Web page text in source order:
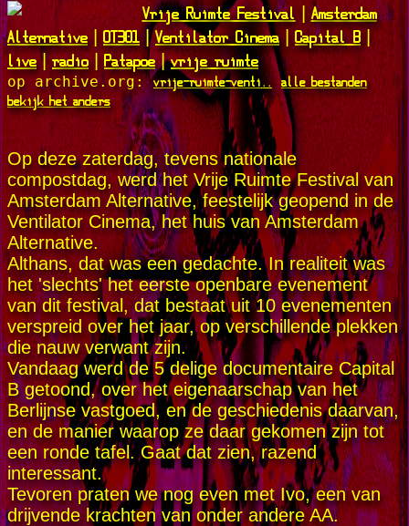
Vrije Ruimte Festival| Amsterdam
Alternative|OT301|Ventilator Cinema|Capital B|
live|radio|Patapoe|vrije ruimte
op archive.org:vrije-ruimte-venti.. alle bestanden
bekijk het anders
Op deze zaterdag, tevens nationale
compostdag, werd het Vrije Ruimte Festival van
Amsterdam Alternative, feestelijk geopend in de
Ventilator Cinema, het huis van Amsterdam
Alternative.
Althans, dat was een gedachte. In realiteit was
het 'slechts' het eerste openbare evenement
van dit festival, dat bestaat uit 10 evenementen
verspreid over het jaar, op verschillende plekken
die nauw verwant zijn.
Vandaag werd de 5 delige documentaire Capital
B getoond, over het eigenaarschap van het
Berlijnse vastgoed, en de geschiedenis daarvan,
en de manier waarop ze daar gekomen zijn tot
een ronde tafel. Gaat dat zien, razend
interessant.
Tevoren praten we nog even met Ivo, een van
drijvende krachten van onder andere AA.